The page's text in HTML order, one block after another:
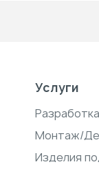
Услуги
Монтаж/
Изделия